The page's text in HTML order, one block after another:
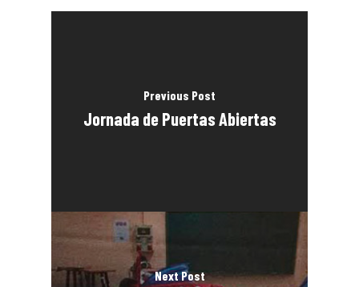
Previous Post
Jornada de Puertas Abiertas
Next Post